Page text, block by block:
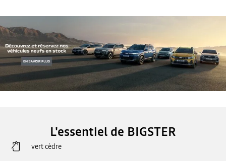
L'essentiel de BIGSTER
vert cèdre